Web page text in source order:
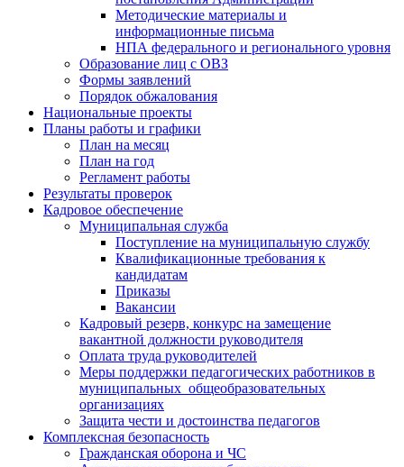
Методические материалы и
информационные письма
НПА федерального и регионального уровня
Образование лиц с ОВЗ
Формы заявлений
Порядок обжалования
Национальные проекты
Планы работы и графики
План на месяц
План на год
Регламент работы
Результаты проверок
Кадровое обеспечение
Муниципальная служба
Поступление на муниципальную службу
Квалификационные требования к
кандидатам
Приказы
Вакансии
Кадровый резерв, конкурс на замещение
вакантной должности руководителя
Оплата труда руководителей
Меры поддержки педагогических работников в
муниципальных общеобразовательных
организациях
Защита чести и достоинства педагогов
Комплексная безопасность
Гражданская оборона и ЧС